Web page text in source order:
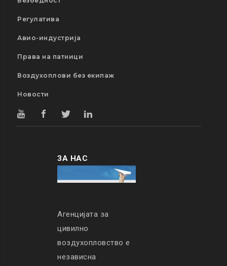
Регулатива
Авио-индустрија
Права на патници
Воздухоплови без екипаж
Новости
ЗА НАС
Агенцијата за
цивилно
воздухопловство е
независна